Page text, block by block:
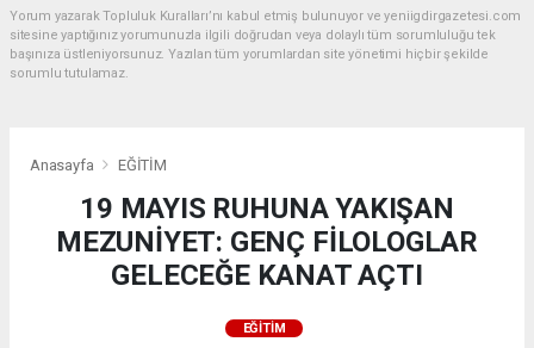
Yorum yazarak Topluluk Kuralları’nı kabul etmiş bulunuyor ve yeniigdirgazetesi.com
sitesine yaptığınız yorumunuzla ilgili doğrudan veya dolaylı tüm sorumluluğu tek
başınıza üstleniyorsunuz. Yazılan tüm yorumlardan site yönetimi hiçbir şekilde
sorumlu tutulamaz.
Anasayfa EĞİTİM
19 MAYIS RUHUNA YAKIŞAN
MEZUNİYET: GENÇ FİLOLOGLAR
GELECEĞE KANAT AÇTI
EĞİTİM